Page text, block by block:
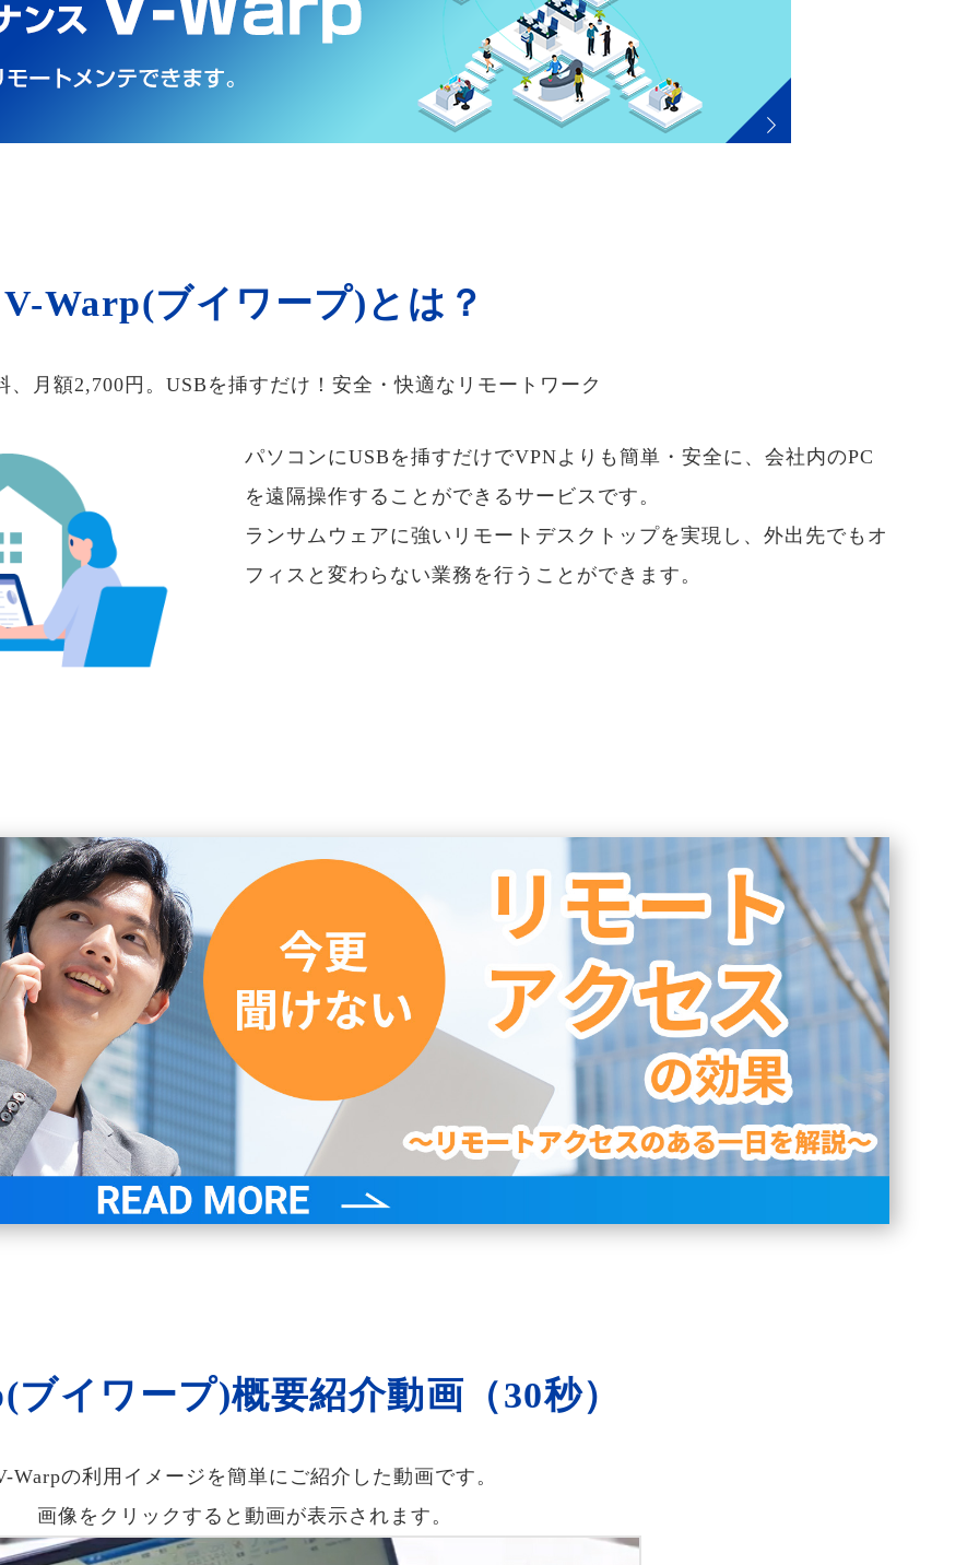
V-Warp(ブイワープ)とは？
、月額2,700円。USBを挿すだけ！安全・快適なリモートワーク
パソコンにUSBを挿すだけでVPNよりも簡単・安全に、会社内のPC
を遠隔操作することができるサービスです。
ランサムウェアに強いリモートデスクトップを実現し、外出先でもオ
フィスと変わらない業務を行うことができます。
ブイワープ)概要紹介動画（30秒）
Warpの利用イメージを簡単にご紹介した動画です。
画像をクリックすると動画が表示されます。